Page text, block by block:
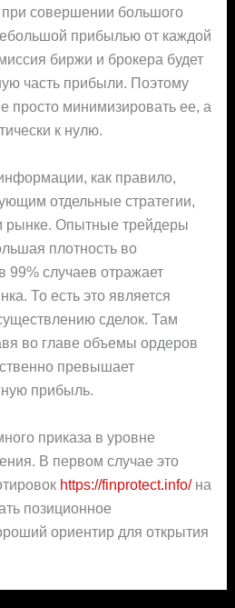
при совершении большого
прибылью от каждой
биржи и брокера будет
часть прибыли. Поэтому
просто минимизировать ее, а
к нулю.
как правило,
отдельные стратегии,
рынке. Опытные трейдеры
плотность во
99% случаев отражает
То есть это является
сделок. Там
во главе объемы ордеров
превышает
прибыль.
приказа в уровне
В первом случае это
https://finprotect.info/на
позиционное
ориентир для открытия